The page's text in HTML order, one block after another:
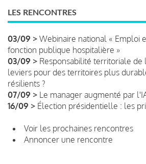
LES RENCONTRES
03/09 > Webinaire national « Emploi
fonction publique hospitalière »
03/09 > Responsabilité territoriale de
leviers pour des territoires plus
résilients ?
07/09 > Le manager augmenté par
16/09 > Élection présidentielle : les
Voir les prochaines rencontres
Annoncer une rencontre